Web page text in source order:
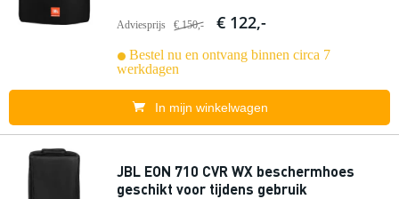
Adviesprijs € 150,- € 122,-
Bestel nu en ontvang binnen circa 7
werkdagen
In mijn winkelwagen
JBL EON 710 CVR WX beschermhoes
geschikt voor tijdens gebruik